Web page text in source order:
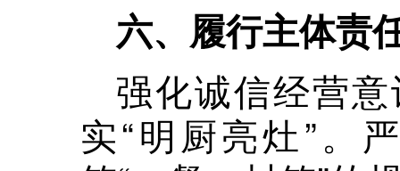
六、履行主体责
强化诚信经营
实“明厨亮灶”。